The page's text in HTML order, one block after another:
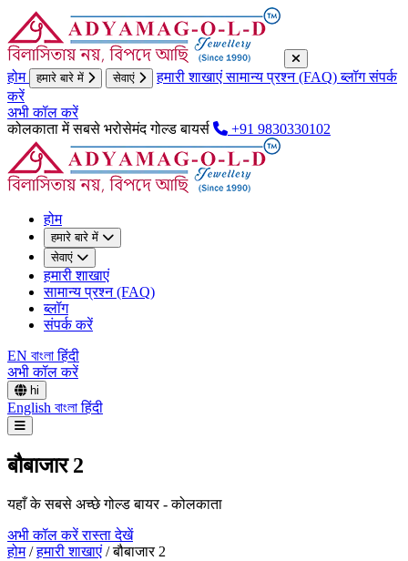
होम हमारे बारे में सेवाएं हमारी शाखाएंसामान्य प्रश्न (FAQ)ब्लॉगसंपर्क
करें
अभी कॉल करें
कोलकाता में सबसे भरोसेमंद गोल्ड बायर्स
+91 9830330102
होम
हमारे बारे में
सेवाएं
हमारी शाखाएं
सामान्य प्रश्न (FAQ)
ब्लॉग
संपर्क करें
EN বাংলাहिंदी
अभी कॉल करें
hi
English বাংলাहिंदी
बौबाजार 2
यहाँ के सबसे अच्छे गोल्ड बायर - कोलकाता
अभी कॉल करेंरास्ता देखें
होम/हमारी शाखाएं /बौबाजार 2